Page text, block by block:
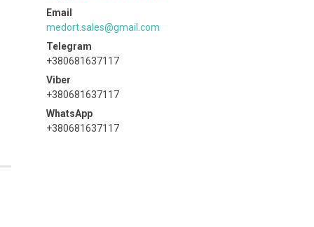
medort.sales@gmail.com
+380681637117
+380681637117
+380681637117